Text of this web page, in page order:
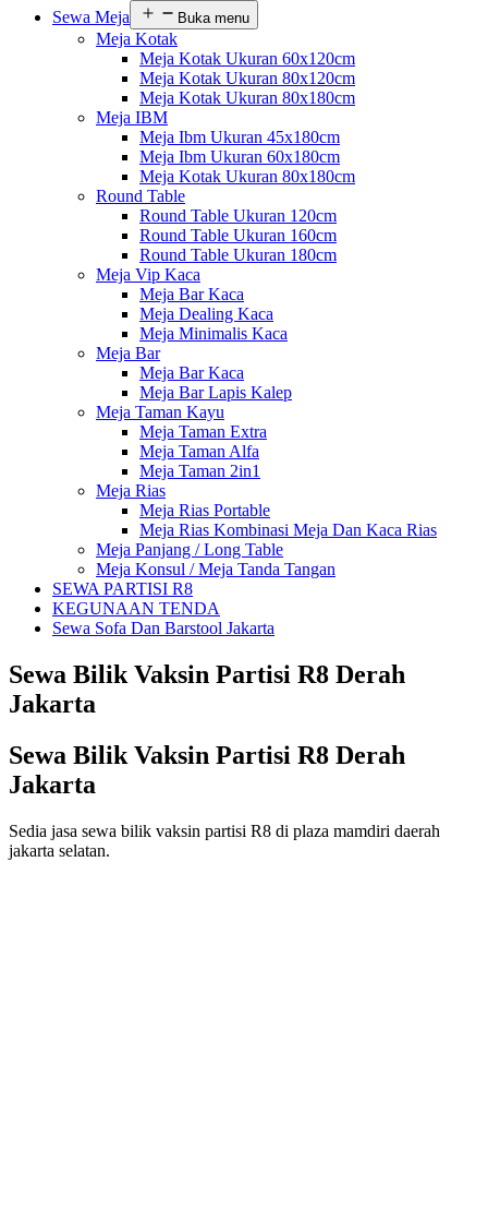
Sewa Meja
Buka menu
Meja Kotak
Meja Kotak Ukuran 60x120cm
Meja Kotak Ukuran 80x120cm
Meja Kotak Ukuran 80x180cm
Meja IBM
Meja Ibm Ukuran 45x180cm
Meja Ibm Ukuran 60x180cm
Meja Kotak Ukuran 80x180cm
Round Table
Round Table Ukuran 120cm
Round Table Ukuran 160cm
Round Table Ukuran 180cm
Meja Vip Kaca
Meja Bar Kaca
Meja Dealing Kaca
Meja Minimalis Kaca
Meja Bar
Meja Bar Kaca
Meja Bar Lapis Kalep
Meja Taman Kayu
Meja Taman Extra
Meja Taman Alfa
Meja Taman 2in1
Meja Rias
Meja Rias Portable
Meja Rias Kombinasi Meja Dan Kaca Rias
Meja Panjang / Long Table
Meja Konsul / Meja Tanda Tangan
SEWA PARTISI R8
KEGUNAAN TENDA
Sewa Sofa Dan Barstool Jakarta
Sewa Bilik Vaksin Partisi R8 Derah
Jakarta
Sewa Bilik Vaksin Partisi R8 Derah
Jakarta
Sedia jasa sewa bilik vaksin partisi R8 di plaza mamdiri daerah
jakarta selatan.